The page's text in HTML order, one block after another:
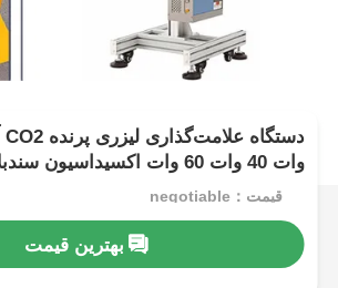
وات 40 وات 60 وات اکسیداسیون سندبلاست اتوماتیک
قیمت：negotiable
بهترین قیمت